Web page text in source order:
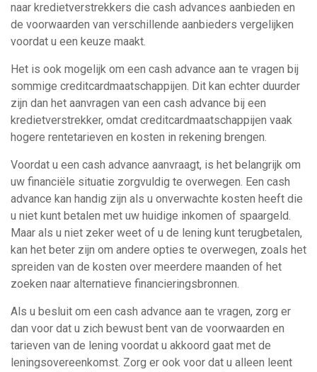
naar kredietverstrekkers die cash advances aanbieden en
de voorwaarden van verschillende aanbieders vergelijken
voordat u een keuze maakt.
Het is ook mogelijk om een cash advance aan te vragen bij
sommige creditcardmaatschappijen. Dit kan echter duurder
zijn dan het aanvragen van een cash advance bij een
kredietverstrekker, omdat creditcardmaatschappijen vaak
hogere rentetarieven en kosten in rekening brengen.
Voordat u een cash advance aanvraagt, is het belangrijk om
uw financiële situatie zorgvuldig te overwegen. Een cash
advance kan handig zijn als u onverwachte kosten heeft die
u niet kunt betalen met uw huidige inkomen of spaargeld.
Maar als u niet zeker weet of u de lening kunt terugbetalen,
kan het beter zijn om andere opties te overwegen, zoals het
spreiden van de kosten over meerdere maanden of het
zoeken naar alternatieve financieringsbronnen.
Als u besluit om een cash advance aan te vragen, zorg er
dan voor dat u zich bewust bent van de voorwaarden en
tarieven van de lening voordat u akkoord gaat met de
leningsovereenkomst. Zorg er ook voor dat u alleen leent